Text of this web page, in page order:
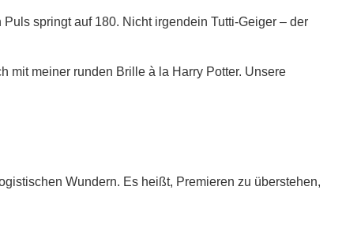
springt auf 180. Nicht irgendein Tutti-Geiger – der
mit meiner runden Brille à la Harry Potter. Unsere
Wundern. Es heißt, Premieren zu überstehen,